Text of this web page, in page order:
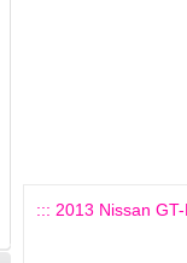
::: 2013 Nissan